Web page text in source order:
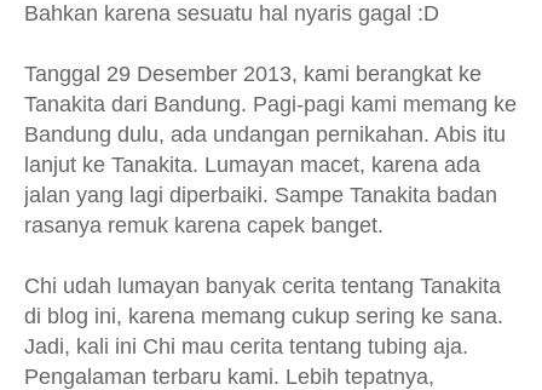
Bahkan karena sesuatu hal nyaris gagal :D
Tanggal 29 Desember 2013, kami berangkat ke
Tanakita dari Bandung. Pagi-pagi kami memang ke
Bandung dulu, ada undangan pernikahan. Abis itu
lanjut ke Tanakita. Lumayan macet, karena ada
jalan yang lagi diperbaiki. Sampe Tanakita badan
rasanya remuk karena capek banget.
Chi udah lumayan banyak cerita tentang Tanakita
di blog ini, karena memang cukup sering ke sana.
Jadi, kali ini Chi mau cerita tentang tubing aja.
Pengalaman terbaru kami. Lebih tepatnya,